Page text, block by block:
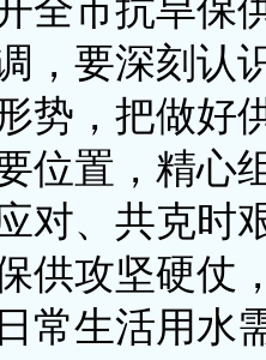
全市抗旱保
，要深刻认
势，把做好
位置，精心
对、共克时
供攻坚硬仗
常生活用水